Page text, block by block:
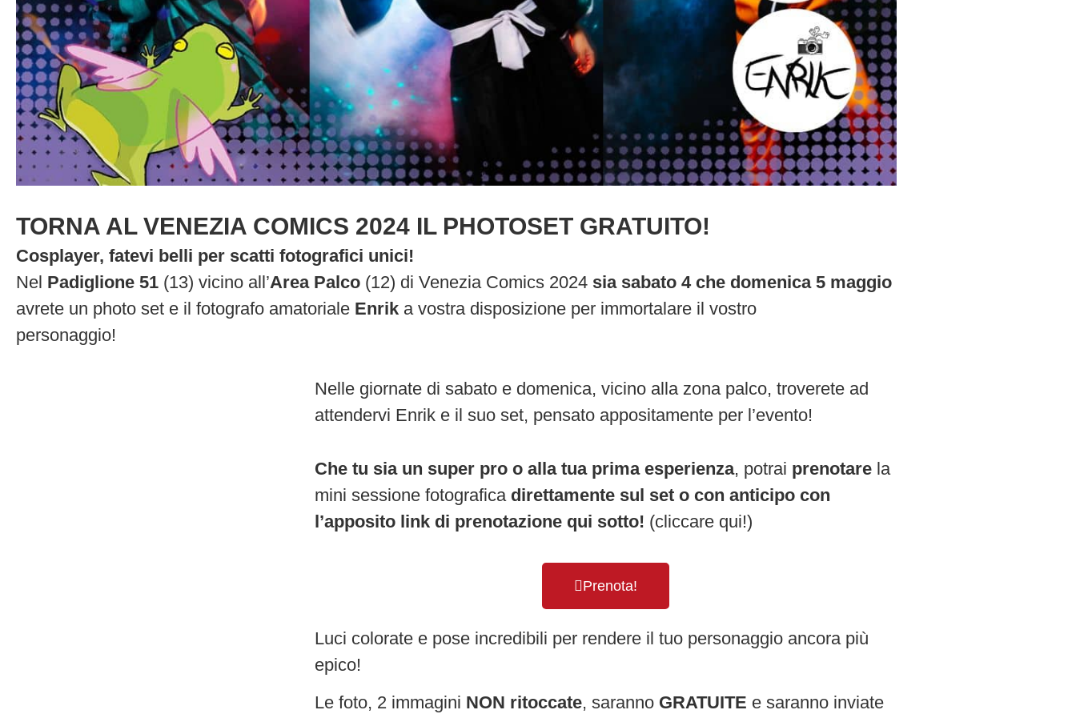
TORNA AL VENEZIA COMICS 2024 IL PHOTOSET GRATUITO!
Cosplayer, fatevi belli per scatti fotografici unici!
Nel Padiglione 51 (13) vicino all’Area Palco (12) di Venezia Comics 2024 sia sabato 4 che domenica 5 maggio
avrete un photo set e il fotografo amatoriale Enrik a vostra disposizione per immortalare il vostro
personaggio!
Nelle giornate di sabato e domenica, vicino alla zona palco, troverete ad
attendervi Enrik e il suo set, pensato appositamente per l’evento!
Che tu sia un super pro o alla tua prima esperienza, potrai prenotare la
mini sessione fotografica direttamente sul set o con anticipo con
l’apposito link di prenotazione qui sotto! (cliccare qui!)
Prenota!
Luci colorate e pose incredibili per rendere il tuo personaggio ancora più
epico!
Le foto, 2 immagini NON ritoccate, saranno GRATUITE e saranno inviate